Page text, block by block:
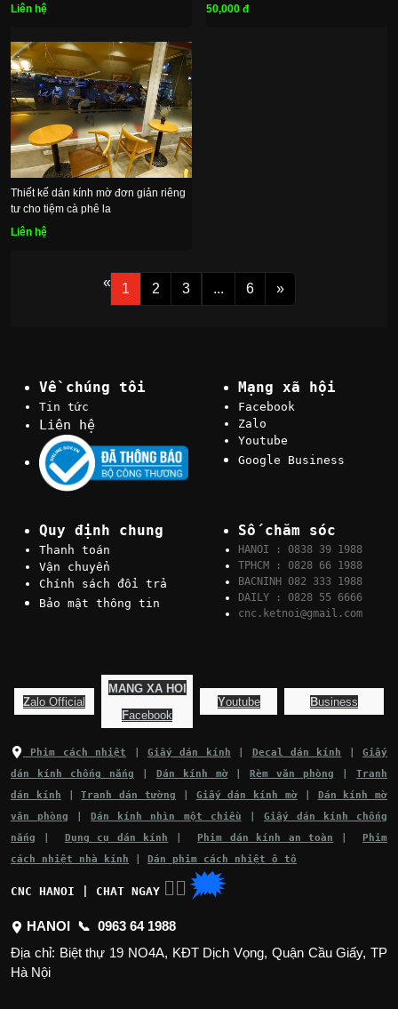
Liên hệ 50,000 đ
Thiết kế dán kính mờ đơn giản riêng
tư cho tiệm cà phê la
Liên hệ
« 1 2 3 ... 6 »
Về chúng tôi
Tin tức
Liên hệ
Mạng xã hội
Facebook
Zalo
Youtube
Google Business
Quy định chung
Thanh toán
Vận chuyển
Chính sách đổi trả
Bảo mật thông tin
Số chăm sóc
HANOI : 0838 39 1988
TPHCM : 0828 66 1988
BACNINH 082 333 1988
DAILY : 0828 55 6666
cnc.ketnoi@gmail.com
Zalo Official
MANG XA HOI
Facebook
Youtube Business
Phim cách nhiệt Giấy dán kính Decal dán kính |Giấy
dán kính chống nắng
Dán kính mờ |Rèm văn phòng |Tranh
dán kính
Tranh dán tường Giấy dán kính mờ
Dán kính mờ
văn phòng
|Dán kính nhìn một chiều
Giấy dán kính chống
nắng
Dụng cụ dán kính Phim dán kính an toàn
Phim
cách nhiệt nhà kính
Dán phim cách nhiệt ô tô
CNC HANOI | CHAT NGAY 👉🏽 🗯
HANOI 📞 0963 64 1988
Địa chỉ: Biệt thự 19 NO4A, KĐT Dịch Vọng, Quận Cầu Giấy, TP
Hà Nội